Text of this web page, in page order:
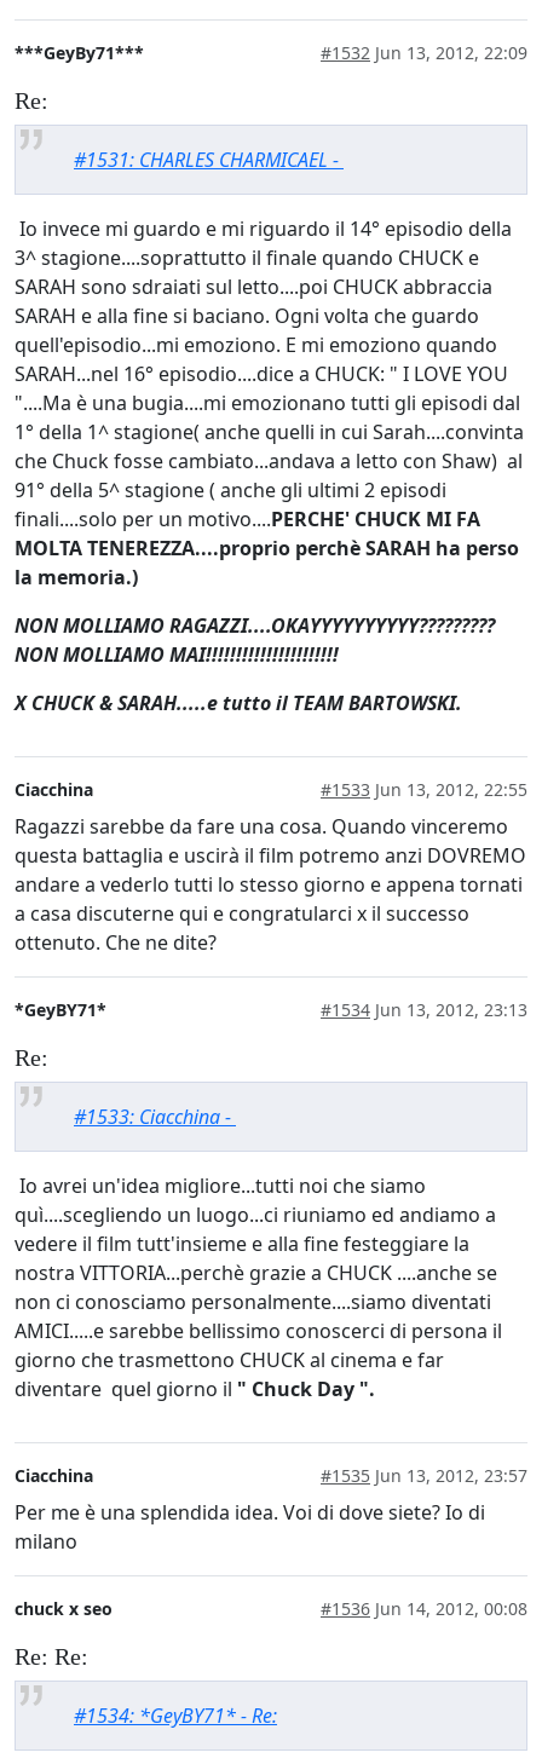
***GeyBy71*** #1532 Jun 13, 2012, 22:09
Re:
#1531: CHARLES CHARMICAEL -
Io invece mi guardo e mi riguardo il 14° episodio della
3^ stagione....soprattutto il finale quando CHUCK e
SARAH sono sdraiati sul letto....poi CHUCK abbraccia
SARAH e alla fine si baciano. Ogni volta che guardo
quell'episodio...mi emoziono. E mi emoziono quando
SARAH...nel 16° episodio....dice a CHUCK: " I LOVE YOU
"....Ma è una bugia....mi emozionano tutti gli episodi dal
1° della 1^ stagione( anche quelli in cui Sarah....convinta
che Chuck fosse cambiato...andava a letto con Shaw) al
91° della 5^ stagione ( anche gli ultimi 2 episodi
finali....solo per un motivo....PERCHE' CHUCK MI FA
MOLTA TENEREZZA....proprio perchè SARAH ha perso
la memoria.)
NON MOLLIAMO RAGAZZI....OKAYYYYYYYYYY?????????
NON MOLLIAMO MAI!!!!!!!!!!!!!!!!!!!!!!
X CHUCK & SARAH.....e tutto il TEAM BARTOWSKI.
Ciacchina #1533 Jun 13, 2012, 22:55
Ragazzi sarebbe da fare una cosa. Quando vinceremo
questa battaglia e uscirà il film potremo anzi DOVREMO
andare a vederlo tutti lo stesso giorno e appena tornati
a casa discuterne qui e congratularci x il successo
ottenuto. Che ne dite?
*GeyBY71* #1534 Jun 13, 2012, 23:13
Re:
#1533: Ciacchina -
Io avrei un'idea migliore...tutti noi che siamo
quì....scegliendo un luogo...ci riuniamo ed andiamo a
vedere il film tutt'insieme e alla fine festeggiare la
nostra VITTORIA...perchè grazie a CHUCK ....anche se
non ci conosciamo personalmente....siamo diventati
AMICI.....e sarebbe bellissimo conoscerci di persona il
giorno che trasmettono CHUCK al cinema e far
diventare quel giorno il " Chuck Day ".
Ciacchina #1535 Jun 13, 2012, 23:57
Per me è una splendida idea. Voi di dove siete? Io di
milano
chuck x seo #1536 Jun 14, 2012, 00:08
Re: Re:
#1534: *GeyBY71* - Re: